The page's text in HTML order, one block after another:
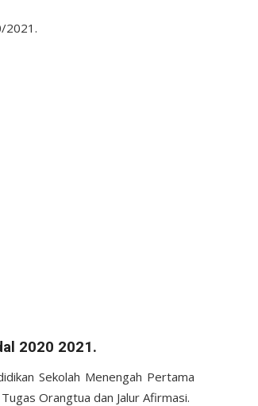
2021.
2020 2021.
Sekolah Menengah Pertama
Orangtua dan Jalur Afirmasi.